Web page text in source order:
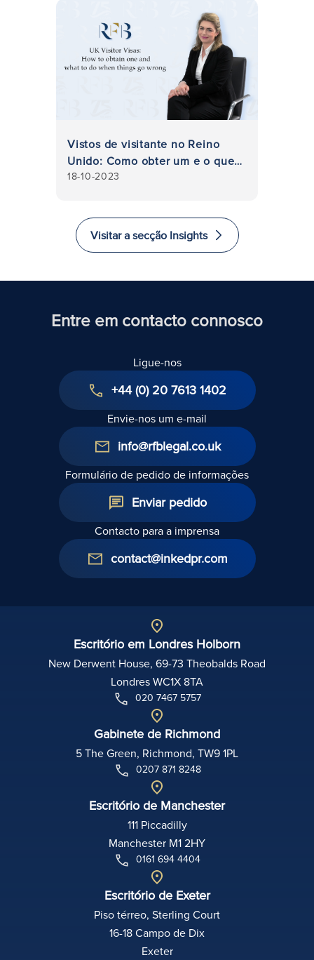
Vistos de visitante no Reino
Unido: Como obter um e o que
fazer quando as coisas correm
18-10-2023
Visitar a secção Insights
Entre em contacto connosco
Ligue-nos
+44 (0) 20 7613 1402
Envie-nos um e-mail
info@rfblegal.co.uk
Formulário de pedido de informações
Enviar pedido
Contacto para a imprensa
contact@inkedpr.com
Escritório em Londres Holborn
New Derwent House, 69-73 Theobalds Road
Londres WC1X 8TA
020 7467 5757
Gabinete de Richmond
5 The Green, Richmond, TW9 1PL
0207 871 8248
Escritório de Manchester
111 Piccadilly
Manchester M1 2HY
0161 694 4404
Escritório de Exeter
Piso térreo, Sterling Court
16-18 Campo de Dix
Exeter